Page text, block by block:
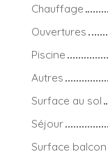
Chauffage
Ouvertures
Piscine
Autres
Surface au sol
Séjour
Surface balcon